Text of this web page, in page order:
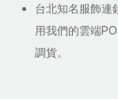
台北知名服飾連
用我們的雲端
調貨。